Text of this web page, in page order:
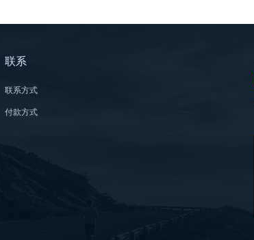
联系
联系方式
付款方式